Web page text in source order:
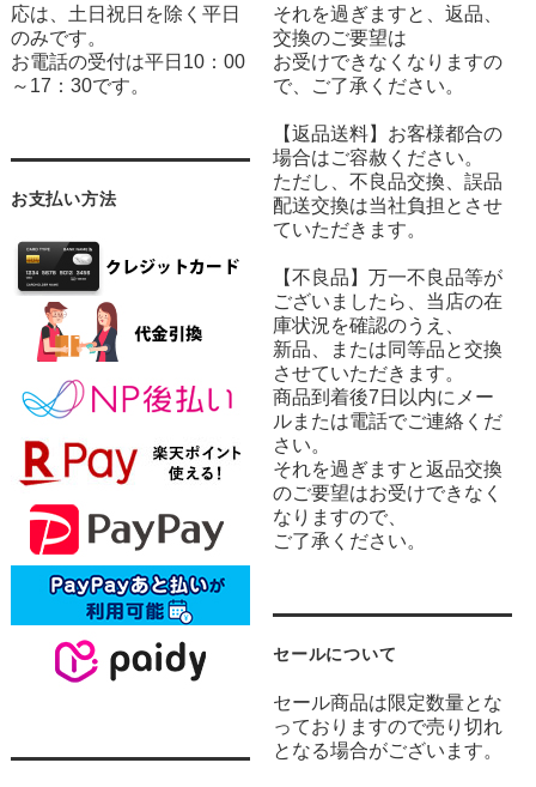
応は、土日祝日を除く平日
のみです。
お電話の受付は平日10：00
～17：30です。
お支払い方法
それを過ぎますと、返品、
交換のご要望は
お受けできなくなりますの
で、ご了承ください。
【返品送料】お客様都合の
場合はご容赦ください。
ただし、不良品交換、誤品
配送交換は当社負担とさせ
ていただきます。
【不良品】万一不良品等が
ございましたら、当店の在
庫状況を確認のうえ、
新品、または同等品と交換
させていただきます。
商品到着後7日以内にメー
ルまたは電話でご連絡くだ
さい。
それを過ぎますと返品交換
のご要望はお受けできなく
なりますので、
ご了承ください。
セールについて
セール商品は限定数量とな
っておりますので売り切れ
となる場合がございます。